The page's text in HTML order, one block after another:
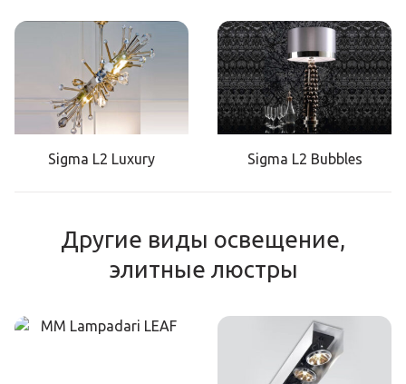
Sigma L2 Luxury Sigma L2 Bubbles
Другие виды освещение,
элитные люстры